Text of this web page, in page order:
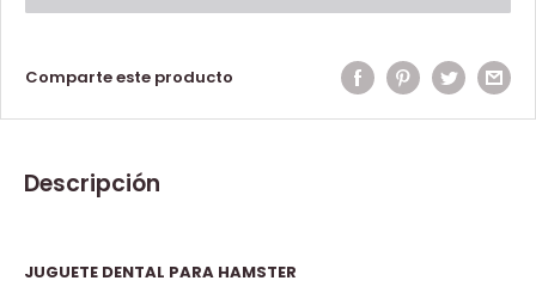
Comparte este producto
Descripción
JUGUETE DENTAL PARA HAMSTER